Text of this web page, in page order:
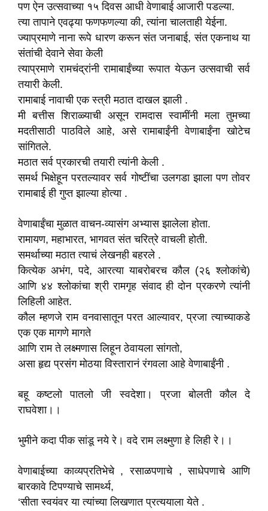
पण ऐन उत्सवाच्या १५ दिवस आधी वेणाबाई आजारी पडल्या.
त्या तापाने एवढ्या फणफणल्या की, त्यांना चालताही येईना.
ज्याप्रमाणे नाना रूपे धारण करून संत जनाबाई, संत एकनाथ या
संतांची देवाने सेवा केली
त्याप्रमाणे रामचंद्रांनी रामाबाईंच्या रूपात येऊन उत्सवाची सर्व
तयारी केली.
रामाबाई नावाची एक स्त्री मठात दाखल झाली .
मी बत्तीस शिराळ्याची असून रामदास स्वामींनी मला तुमच्या
मदतीसाठी पाठविले आहे, असे रामाबाईंनी वेणाबाईंना खोटेच
सांगितले.
मठात सर्व प्रकारची तयारी त्यांनी केली .
समर्थ भिक्षेहून परतल्यावर सर्व गोष्टींचा उलगडा झाला पण तोवर
रामाबाई ही गुप्त झाल्या होत्या .
वेणाबाईंचा मुळात वाचन-व्यासंग अभ्यास झालेला होता.
रामायण, महाभारत, भागवत संत चरित्रे वाचली होती.
समर्थाच्या मठात त्याचं लेखनही बहरले .
कित्येक अभंग, पदे, आरत्या याबरोबरच कौल (२६ श्लोकांचे)
आणि ४४ श्लोकांचा श्री रामगृह संवाद ही दोन प्रकरणे त्यांनी
लिहिली आहेत.
कौल म्हणजे राम वनवासातून परत आल्यावर, प्रजा त्याच्याकडे
एक एक मागणे मागते
आणि राम ते लक्ष्मणास लिहून ठेवायला सांगतो,
असा हृद्य प्रसंग मोठया विस्तारानं रंगवला आहे वेणाबाईंनी .
बहू कष्टलो पातलो जी स्वदेशा। प्रजा बोलती कौल दे
राघवेशा।।
भुमीने कदा पीक सांडू नये रे। वदे राम लक्ष्मुणा हे लिही रे।।
वेणाबाईच्या काव्यप्रतिभेचे , रसाळपणाचे , साधेपणाचे आणि
बारकावे टिपण्याचे सामर्थ्य,
‘सीता स्वयंवर या त्यांच्या लिखणात प्रत्ययाला येते .